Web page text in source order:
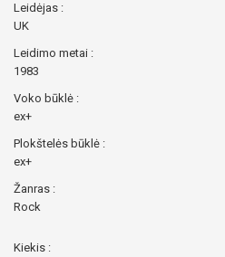
Leidėjas :
UK
Leidimo metai :
1983
Voko būklė :
ex+
Plokštelės būklė :
ex+
Žanras :
Rock
Kiekis :